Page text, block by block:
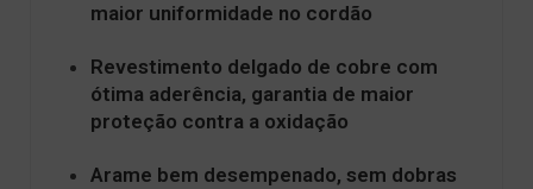
maior uniformidade no cordão
Revestimento delgado de cobre com
ótima aderência, garantia de maior
proteção contra a oxidação
Arame bem desempenado, sem dobras